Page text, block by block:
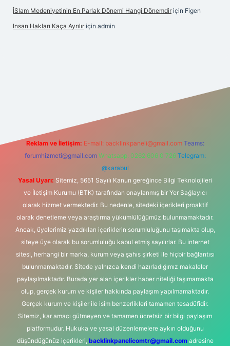
İSlam Medeniyetinin En Parlak Dönemi Hangi Dönemdir için Figen
Insan Hakları Kaça Ayrılır için admin
Reklam ve İletişim: E-mail: backlinkpaneli@gmail.com Teams:
forumhizmeti@gmail.com Whatsapp: 0262 606 0 726 Telegram:
@karabul
Yasal Uyarı: Sitemiz, 5651 Sayılı Kanun gereğince Bilgi Teknolojileri
ve İletişim Kurumu (BTK) tarafından onaylanmış bir Yer Sağlayıcı
olarak hizmet vermektedir. Bu nedenle, sitedeki içerikleri proaktif
olarak denetleme veya araştırma yükümlülüğümüz bulunmamaktadır.
Ancak, üyelerimiz yazdıkları içeriklerin sorumluluğunu taşımakta olup,
siteye üye olarak bu sorumluluğu kabul etmiş sayılırlar. Bu internet
sitesi, herhangi bir marka, kurum veya şahıs şirketi ile hiçbir bağlantısı
bulunmamaktadır. Sitede yalnızca kendi hazırladığımız makaleler
paylaşılmaktadır. Burada yer alan içerikler haber niteliği taşımamakta
olup, gerçek kurum ve kişiler hakkında paylaşım yapılmamaktadır.
Gerçek kurum ve kişiler ile isim benzerlikleri tamamen tesadüfidir.
Sitemiz, kar amacı gütmeyen ve tamamen ücretsiz bir bilgi paylaşım
platformudur. Hukuka ve yasal düzenlemelere aykırı olduğunu
düşündüğünüz içerikleri, backlinkpanelicomtr@gmail.comadresine